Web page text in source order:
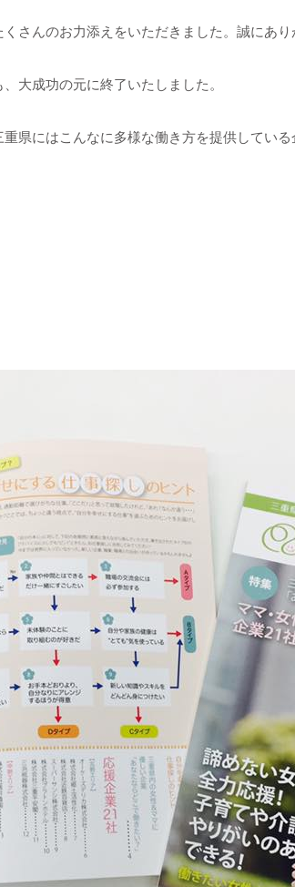
さんのお力添えをいただきました。誠にあり
大成功の元に終了いたしました。
県にはこんなに多様な働き方を提供してい